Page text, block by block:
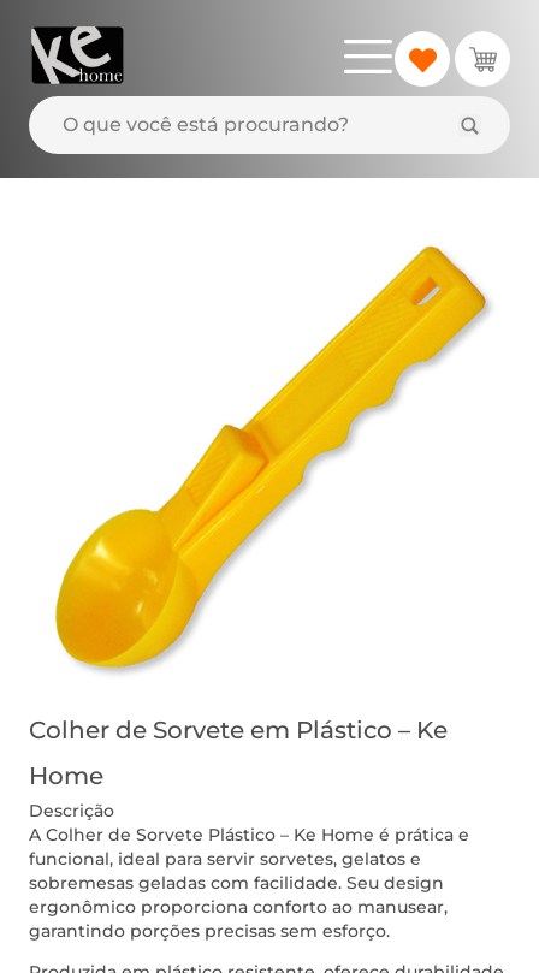
Colher de Sorvete em Plástico – Ke
Home
Descrição
A Colher de Sorvete Plástico – Ke Home é prática e
funcional, ideal para servir sorvetes, gelatos e
sobremesas geladas com facilidade. Seu design
ergonômico proporciona conforto ao manusear,
garantindo porções precisas sem esforço.